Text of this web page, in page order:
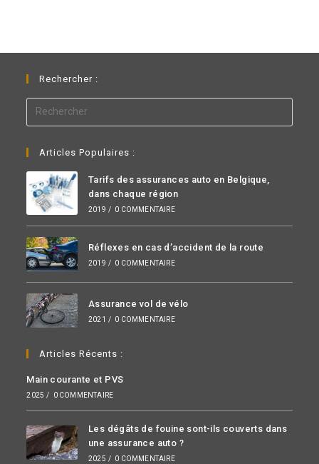
Rechercher :
Articles Populaires :
Tarifs des assurances auto en Belgique,
dans chaque région
2019 / 0 COMMENTAIRE
Réflexes en cas d’accident de la route
2019 / 0 COMMENTAIRE
Assurance vol de vélo
2021 / 0 COMMENTAIRE
Articles Récents :
Main courante et PVS
2025 / 0 COMMENTAIRE
Les dégâts de fouine sont-ils couverts dans
une assurance auto ?
2025 / 0 COMMENTAIRE